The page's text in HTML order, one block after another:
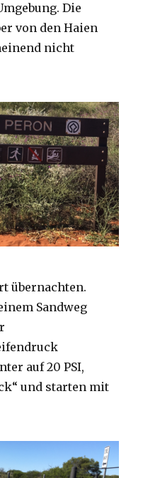
Die
von den Haien
nicht
übernachten.
Sandweg
auf 20 PSI,
und starten mit